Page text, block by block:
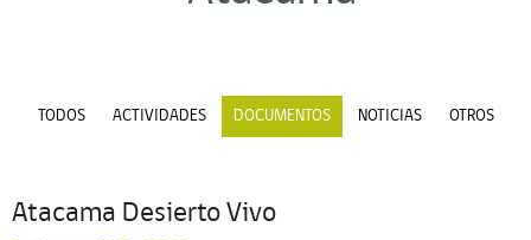
TODOS ACTIVIDADES DOCUMENTOS NOTICIAS OTROS
Atacama Desierto Vivo